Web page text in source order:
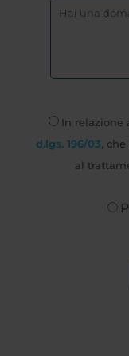
In relazione
d.lgs. 196/03 ,
al